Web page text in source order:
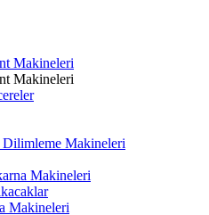
Makineleri
Makineleri
Dilimleme Makineleri
Makineleri
Makineleri